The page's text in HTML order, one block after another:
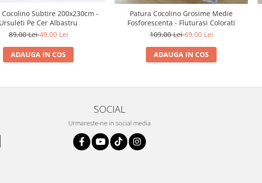
Cocolino Subtire 200x230cm -
Ursuleti Pe Cer Albastru
89,00 Lei49,00 Lei
ADAUGA IN COS
Patura Cocolino Grosime Medie
Fosforescenta - Fluturasi Colorati
109,00 Lei69,00 Lei
ADAUGA IN COS
SOCIAL
Urmareste-ne in social media